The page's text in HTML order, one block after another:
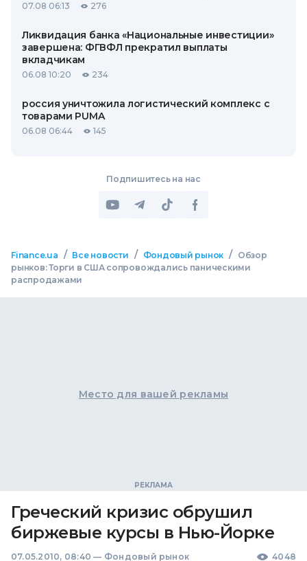
07.08 06:13 276
Ликвидация банка «Национальные инвестиции»
завершена: ФГВФЛ прекратил выплаты
вкладчикам
06.08 10:20 234
россия уничтожила логистический комплекс с
товарами PUMA
06.08 06:44 145
Подпишитесь на нас
Finance.ua / Все новости / Фондовый рынок /
Обзор
рынков: Торги в США сопровождались паническими
распродажами
Место для вашей рекламы
Греческий кризис обрушил
биржевые курсы в Нью-Йорке
07.05.2010, 08:40 — Фондовый рынок 4048